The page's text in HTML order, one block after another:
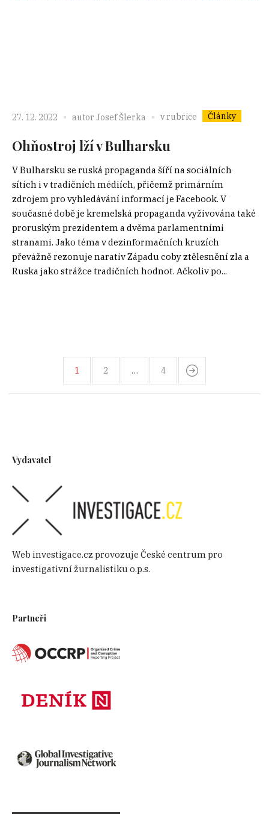
27. 12. 2022 autor Josef Šlerka v rubrice Články
Ohňostroj lží v Bulharsku
V Bulharsku se ruská propaganda šíří na sociálních
sítích i v tradičních médiích, přičemž primárním
zdrojem pro vyhledávání informací je Facebook. V
současné době je kremelská propaganda vyživována také
proruským prezidentem a dvěma parlamentními
stranami. Jako téma v dezinformačních kruzích
převážně rezonuje narativ Západu coby ztělesnění zla a
Ruska jako strážce tradičních hodnot. Ačkoliv po...
1 2 … 4
Vydavatel
Web investigace.cz provozuje České centrum pro
investigativní žurnalistiku o.p.s.
Partneři